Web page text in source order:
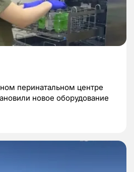
перинатальном центре
новое оборудование